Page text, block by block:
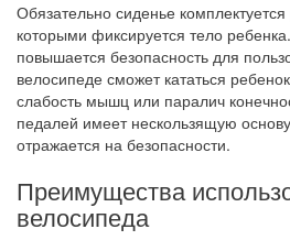
Обязательно сиденье
которыми фиксируется тело
повышается безопасность для
велосипеде сможет кататься
слабость мышц или паралич
педалей имеет нескользящую
отражается на безопасности.
Преимущества
велосипеда